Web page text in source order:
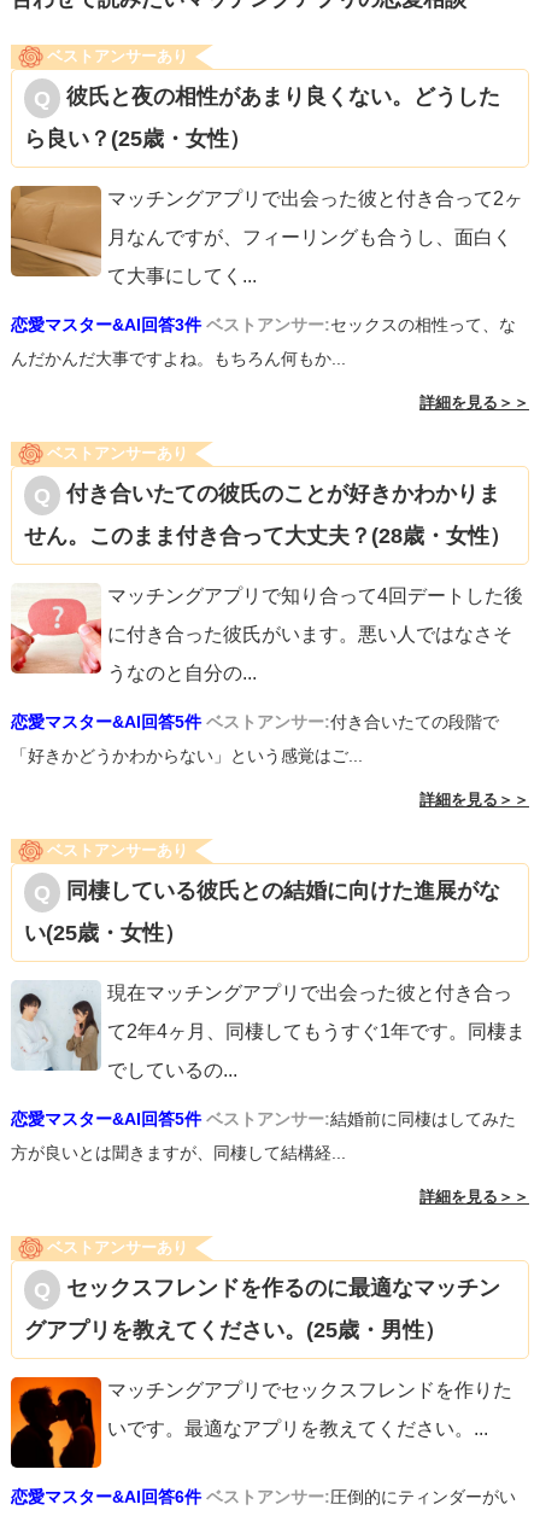
ベストアンサーあり
彼氏と夜の相性があまり良くない。どうした
ら良い？(25歳・女性）
マッチングアプリで出会った彼と付き合って2ヶ
月なんですが、フィーリングも合うし、面白く
て大事にしてく ...
恋愛マスター&AI回答3件 ベストアンサー:セックスの相性って、な
んだかんだ大事ですよね。もちろん何もか...
詳細を見る＞＞
ベストアンサーあり
付き合いたての彼氏のことが好きかわかりま
せん。このまま付き合って大丈夫？(28歳・女性）
マッチングアプリで知り合って4回デートした後
に付き合った彼氏がいます。悪い人ではなさそ
うなのと自分の...
恋愛マスター&AI回答5件 ベストアンサー:付き合いたての段階で
「好きかどうかわからない」という感覚はご...
詳細を見る＞＞
ベストアンサーあり
同棲している彼氏との結婚に向けた進展がな
い(25歳・女性）
現在マッチングアプリで出会った彼と付き合っ
て2年4ヶ月、同棲してもうすぐ1年です。同棲ま
でしているの...
恋愛マスター&AI回答5件 ベストアンサー:結婚前に同棲はしてみた
方が良いとは聞きますが、同棲して結構経...
詳細を見る＞＞
ベストアンサーあり
セックスフレンドを作るのに最適なマッチン
グアプリを教えてください。(25歳・男性）
マッチングアプリでセックスフレンドを作りた
いです。最適なアプリを教えてください。 ...
恋愛マスター&AI回答6件 ベストアンサー:圧倒的にティンダーがい